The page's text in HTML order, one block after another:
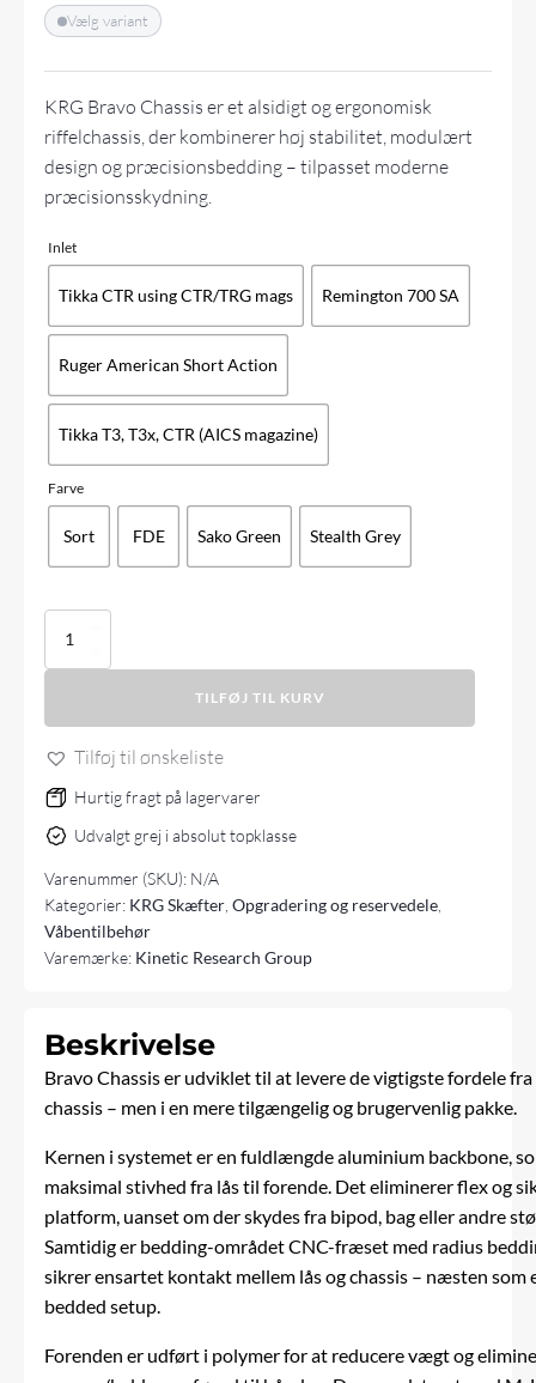
Vælg variant
KRG Bravo Chassis er et alsidigt og ergonomisk
riffelchassis, der kombinerer høj stabilitet, modulært
design og præcisionsbedding – tilpasset moderne
præcisionsskydning.
Inlet
Tikka CTR using CTR/TRG mags Remington 700 SA
Ruger American Short Action
Tikka T3, T3x, CTR (AICS magazine)
Farve
Sort FDE Sako Green Stealth Grey
KRG
Chassis
2
TILFØJ TIL KURV
Tilføj til ønskeliste
Hurtig fragt på lagervarer
Udvalgt grej i absolut topklasse
Varenummer (SKU): N/A
Kategorier: KRG Skæfter ,Opgradering og reservedele
Våbentilbehør
Varemærke: Kinetic Research Group
Beskrivelse
Bravo Chassis er udviklet til at levere de vigtigste fordele
chassis – men i en mere tilgængelig og brugervenlig pakke.
Kernen i systemet er en fuldlængde aluminium backbone,
maksimal stivhed fra lås til forende. Det eliminerer flex og
platform, uanset om der skydes fra bipod, bag eller andre
Samtidig er bedding-området CNC-fræset med radius
sikrer ensartet kontakt mellem lås og chassis – næsten som
bedded setup.
Forenden er udført i polymer for at reducere vægt og